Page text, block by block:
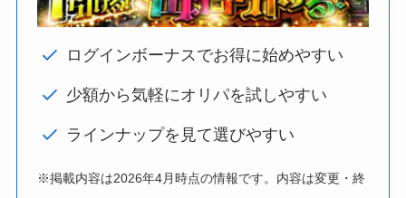
ログインボーナスでお得に始めやすい
少額から気軽にオリパを試しやすい
ラインナップを見て選びやすい
※掲載内容は2026年4月時点の情報です。内容は変更・終